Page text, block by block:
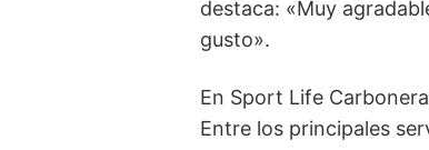
destaca: «Muy
gusto».
En Sport Life
Entre los principales